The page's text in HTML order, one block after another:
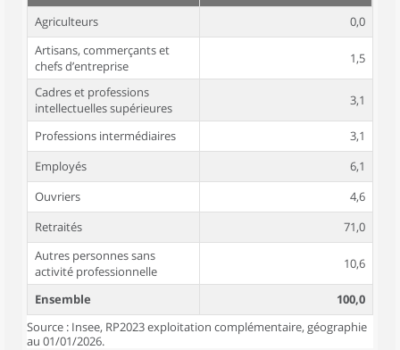
Agriculteurs
0,0
Artisans, commerçants et
chefs d’entreprise
1,5
Cadres et professions
intellectuelles supérieures
3,1
Professions intermédiaires
3,1
Employés
6,1
Ouvriers
4,6
Retraités
71,0
Autres personnes sans
activité professionnelle
10,6
Ensemble
100,0
Source : Insee, RP2023 exploitation complémentaire, géographie
au 01/01/2026.